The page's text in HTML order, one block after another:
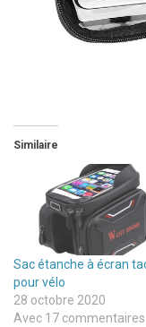
Similaire
Sac étanche à écran
pour vélo
28 octobre 2020
Avec 17 commentaires